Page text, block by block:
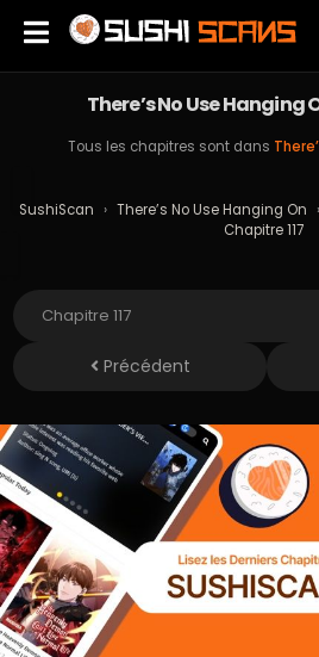
There’s No Use Hanging
Tous les chapitres sont dans
SushiScan › There’s No Use Hanging On ›
Chapitre 117
Précédent